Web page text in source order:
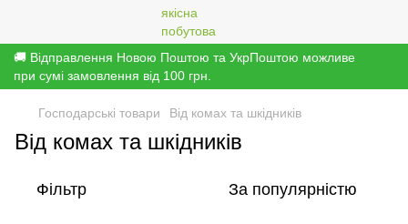
🚚 Відправлення Новою Поштою та УкрПоштою можливе
при сумі замовлення від 100 грн.
Господарські товари Від комах та шкідників
Від комах та шкідників
Фільтр За популярністю